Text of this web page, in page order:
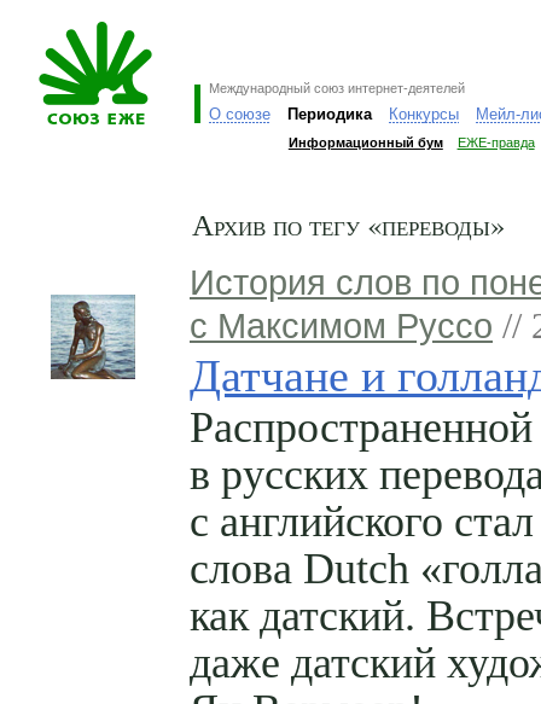
Международный союз интернет-деятелей
О союзе Периодика Конкурсы Мейл-
Информационный бум ЕЖЕ-правда
Архив по тегу «переводы»
История слов по
с Максимом Руссо //
Датчане и
в русских
с английского
слова Dutch
как датский.
даже датский